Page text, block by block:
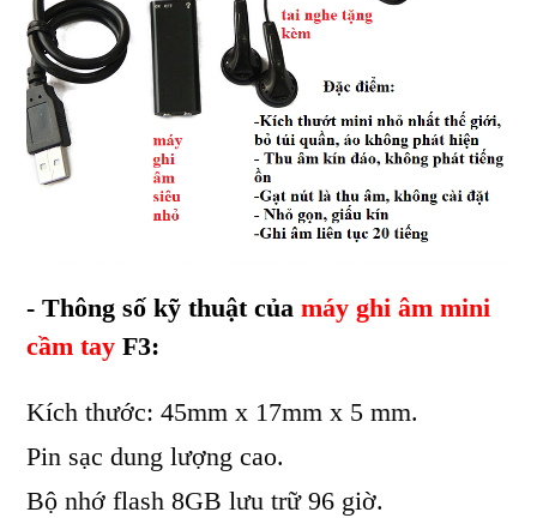
- Thông số kỹ thuật củamáy ghi âm mini
cầm tay F3:
Kích thước: 45mm x 17mm x 5 mm.
Pin sạc dung lượng cao.
Bộ nhớ flash 8GB lưu trữ 96 giờ.